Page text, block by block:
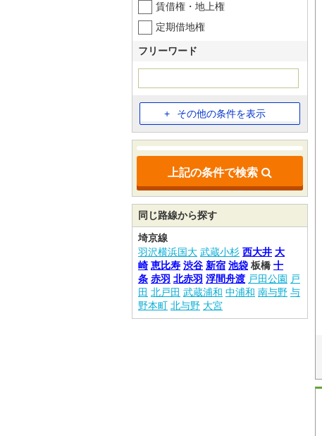
賃借権・地上権
定期借地権
フリーワード
その他の条件を表示
上記の条件で検索
同じ路線から探す
埼京線
羽沢横浜国大 武蔵小杉 西大井 大
崎 恵比寿 渋谷 新宿 池袋 板橋 十
条 赤羽 北赤羽 浮間舟渡 戸田公園 戸
田 北戸田 武蔵浦和 中浦和 南与野 与
野本町 北与野 大宮